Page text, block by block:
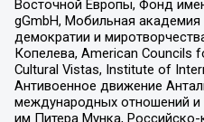
Восточной Европы, Фонд
gGmbH, Мобильная
демократии и
Копелева, American Councils
Cultural Vistas, Institute of
Антивоенное движение
международных отношений и
им Питера Мунка,